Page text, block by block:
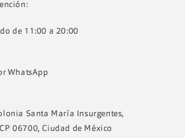
de 11:00 a 20:00
WhatsApp
Santa María Insurgentes,
06700, Ciudad de México